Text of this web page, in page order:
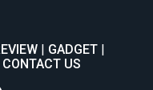
GADGET
CONTACT US